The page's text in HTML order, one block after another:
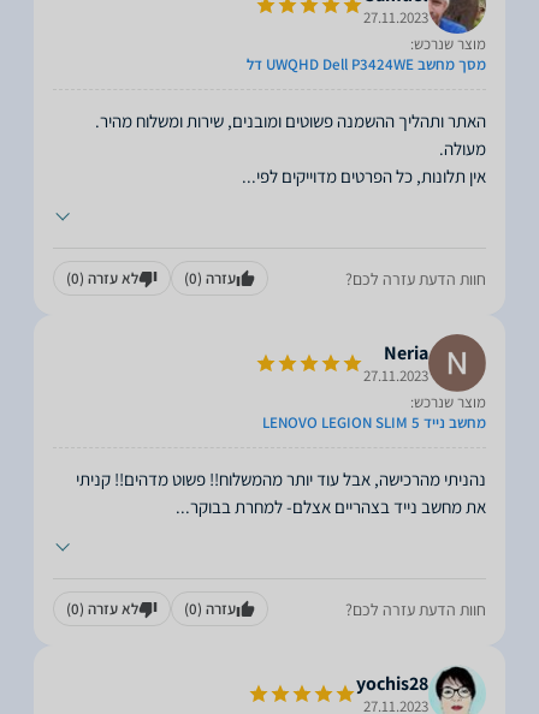
27.11.2023
מוצר שנרכש:
מסך מחשב UWQHD Dell P3424WE דל
האתר ותהליך ההשמנה פשוטים ומובנים, שירות ומשלוח מהיר.
אין תלונות, כל הפרטים מדוייקים לפי...
חוות הדעת עזרה לכם? עזרה (0) לא עזרה (0)
Neria
27.11.2023
מוצר שנרכש:
מחשב נייד LENOVO LEGION SLIM 5
נהניתי מהרכישה, אבל עוד יותר מהמשלוח!! פשוט מדהים!! קניתי
את מחשב נייד בצהריים אצלם- למחרת בבוקר...
חוות הדעת עזרה לכם? עזרה (0) לא עזרה (0)
yochis28
27.11.2023